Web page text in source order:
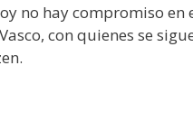
no hay compromiso
con quienes se